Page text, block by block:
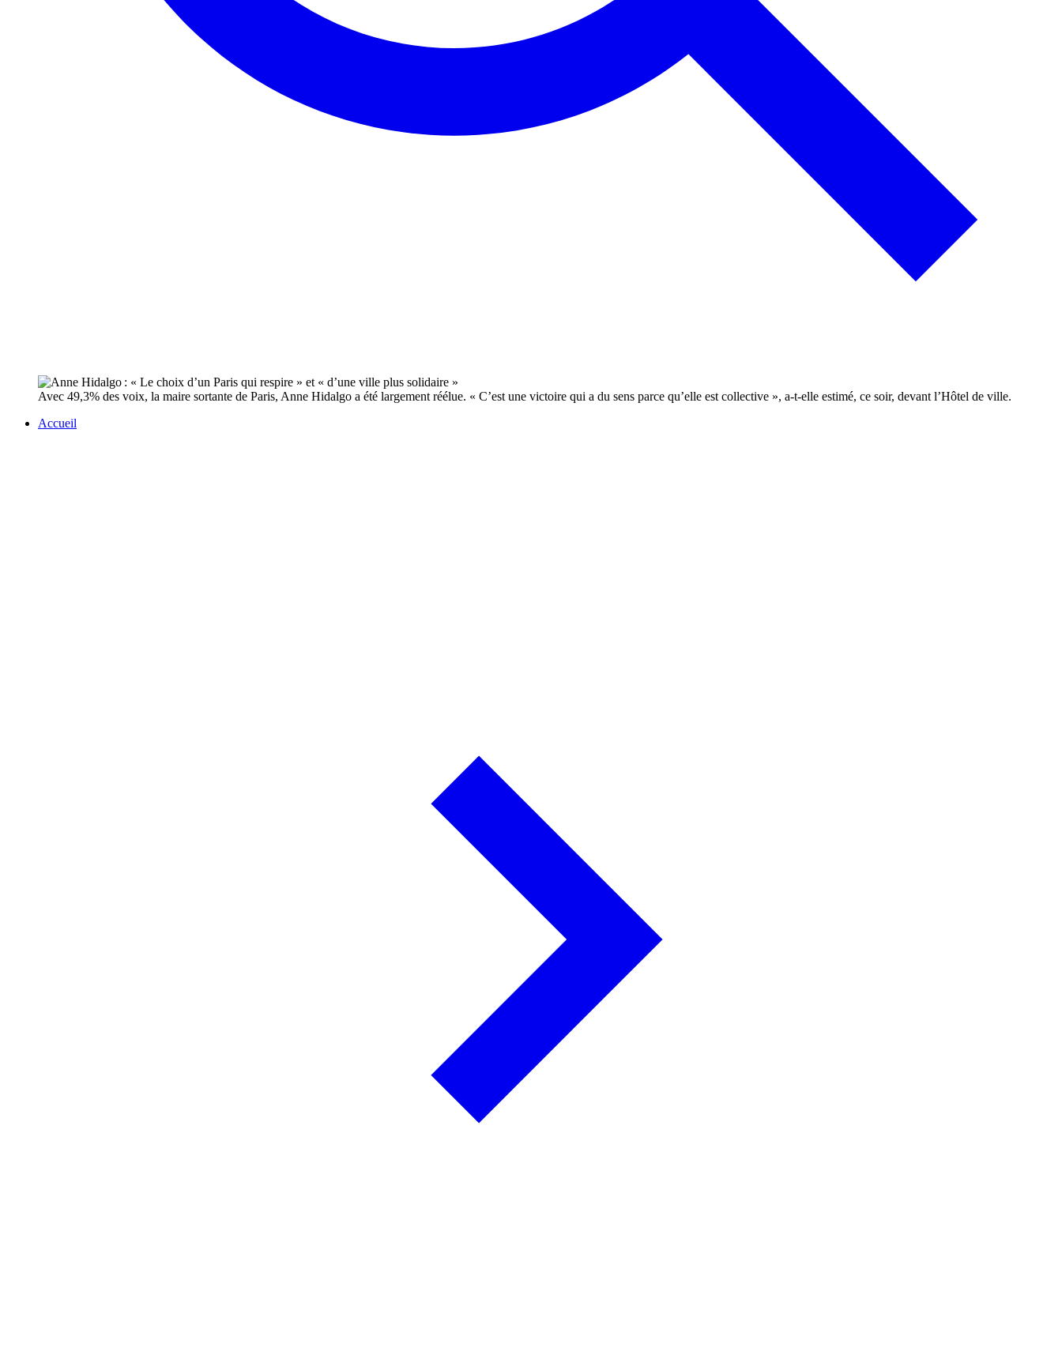
Avec 49,3% des voix, la maire sortante de Paris, Anne Hidalgo a été largement réélue. « C’est une victoire qui a du sens parce qu’elle est collective », a-t-elle estimé, ce soir, devant l’Hôtel de ville.
Accueil